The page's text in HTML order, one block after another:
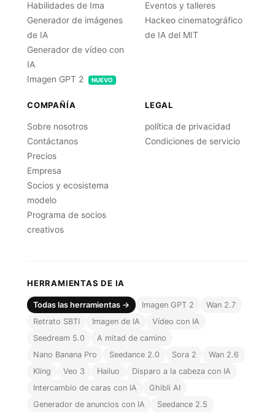
Habilidades de Ima
Generador de imágenes
de IA
Generador de vídeo con
IA
Imagen GPT 2
NUEVO
Eventos y talleres
Hackeo cinematográfico
de IA del MIT
COMPAÑÍA
Sobre nosotros
Contáctanos
Precios
Empresa
Socios y ecosistema
modelo
Programa de socios
creativos
LEGAL
política de privacidad
Condiciones de servicio
HERRAMIENTAS DE IA
Todas las herramientas → Imagen GPT 2
Wan 2.7
Retrato SBTI
Imagen de IA
Vídeo con IA
Seedream 5.0
A mitad de camino
Nano Banana Pro
Seedance 2.0 Sora 2
Wan 2.6
Kling
Veo 3 Hailuo
Disparo a la cabeza con IA
Intercambio de caras con IA
Ghibli AI
Generador de anuncios con IA
Seedance 2.5